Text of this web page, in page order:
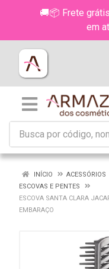
🚚📦 Frete
em
INÍCIO
ACESSÓRIOS
ESCOVAS E PENTES
ESCOVA SANTA CLARA
EMBARAÇO